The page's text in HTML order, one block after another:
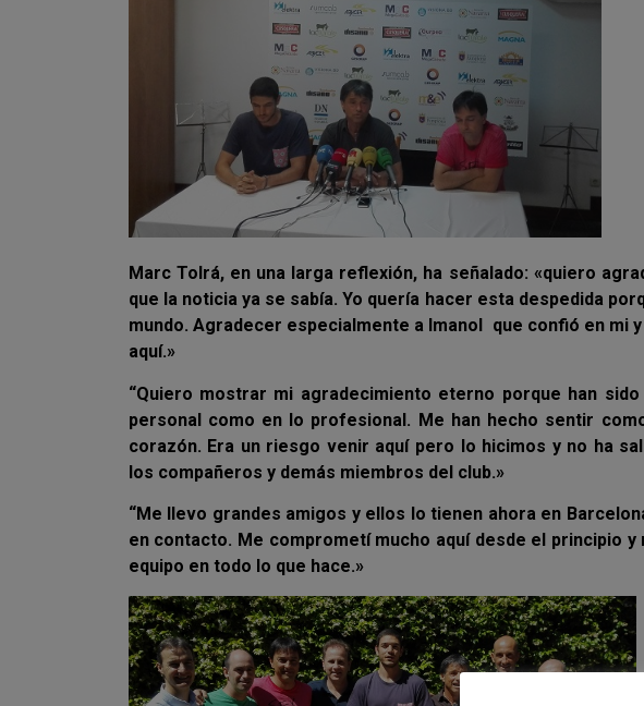
Marc Tolrá, en una larga reflexión, ha señalado: «quiero
que la noticia ya se sabía. Yo quería hacer esta despedida
mundo. Agradecer especialmente a Imanol que confió en mi
aquí.»
“Quiero mostrar mi agradecimiento eterno porque han
personal como en lo profesional. Me han hecho sentir
corazón. Era un riesgo venir aquí pero lo hicimos y no ha
los compañeros y demás miembros del club.»
“Me llevo grandes amigos y ellos lo tienen ahora en
en contacto. Me comprometí mucho aquí desde el principio
equipo en todo lo que hace.»